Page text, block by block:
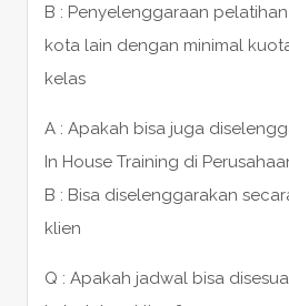
B : Penyelenggaraan
kota lain dengan minimal
kelas
A : Apakah bisa juga
In House Training di
B : Bisa diselenggarakan
klien
Q : Apakah jadwal bisa